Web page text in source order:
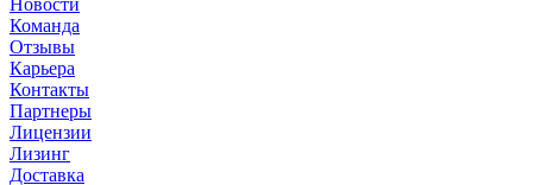
Новости
Команда
Отзывы
Карьера
Контакты
Партнеры
Лицензии
Лизинг
Доставка